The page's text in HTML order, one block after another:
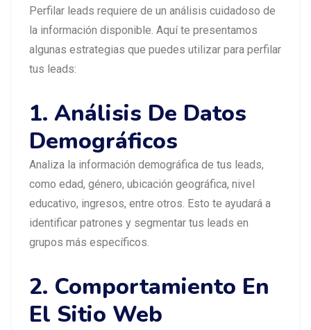
Perfilar leads requiere de un análisis cuidadoso de
la información disponible. Aquí te presentamos
algunas estrategias que puedes utilizar para perfilar
tus leads:
1. Análisis De Datos
Demográficos
Analiza la información demográfica de tus leads,
como edad, género, ubicación geográfica, nivel
educativo, ingresos, entre otros. Esto te ayudará a
identificar patrones y segmentar tus leads en
grupos más específicos.
2. Comportamiento En
El Sitio Web